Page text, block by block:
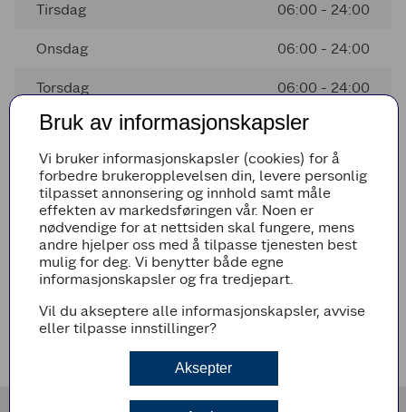
Tirsdag 06:00 - 24:00
Onsdag 06:00 - 24:00
Torsdag 06:00 - 24:00
Fredag 06:00 - 24:00
Lørdag 06:00 - 24:00
Søndag
Avvikende åpningstider
Det er ingen avvikende åpningstider i nærmeste fremtid
Bruk av informasjonskapsler
Vi bruker informasjonskapsler (cookies) for å
forbedre brukeropplevelsen din, levere personlig
tilpasset annonsering og innhold samt måle
effekten av markedsføringen vår. Noen er
nødvendige for at nettsiden skal fungere, mens
andre hjelper oss med å tilpasse tjenesten best
mulig for deg. Vi benytter både egne
informasjonskapsler og fra tredjepart.
Vil du akseptere alle informasjonskapsler, avvise
eller tilpasse innstillinger?
Aksepter